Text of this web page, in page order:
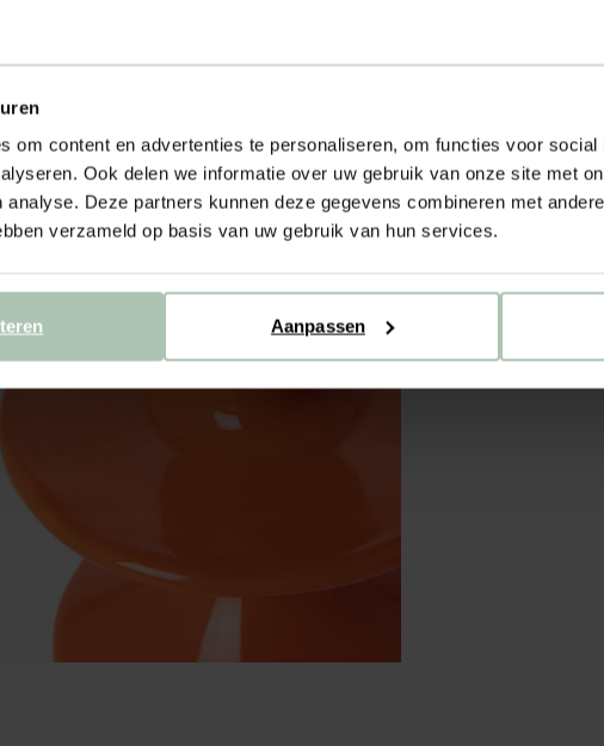
om content en advertenties te personaliseren, om functies voor social
Ook delen we informatie over uw gebruik van onze site met
analyse. Deze partners kunnen deze gegevens combineren met
verzameld op basis van uw gebruik van hun services.
Aanpassen